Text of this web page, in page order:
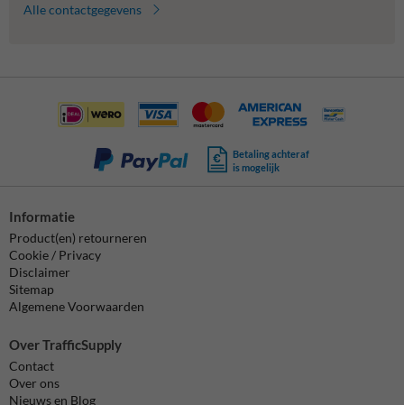
Alle contactgegevens
Betaling achteraf
is mogelijk
Informatie
Product(en) retourneren
Cookie / Privacy
Disclaimer
Sitemap
Algemene Voorwaarden
Over TrafficSupply
Contact
Over ons
Nieuws en Blog